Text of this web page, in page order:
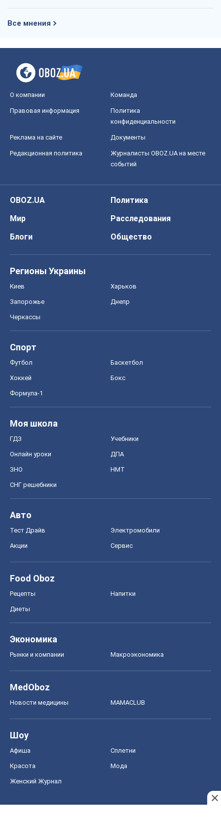
Все мнения
О компании Команда
Правовая информация
Политика
конфиденциальности
Реклама на сайте Документы
Редакционная политика
Журналисты OBOZ.UA на месте
событий
OBOZ.UA
Политика
Мир
Расследования
Блоги
Общество
Регионы Украины
Киев Харьков
Запорожье Днепр
Черкассы
Спорт
Футбол Баскетбол
Хоккей Бокс
Формула-1
Моя школа
ГДЗ Учебники
Онлайн уроки ДПА
ЗНО НМТ
СНГ решебники
Авто
Тест Драйв Электромобили
Акции Сервис
Food Oboz
Рецепты Напитки
Диеты
Экономика
Рынки и компании Mакроэкономика
MedOboz
Новости медицины MAMACLUB
Шоу
Афиша Сплетни
Красота Мода
Женский Журнал